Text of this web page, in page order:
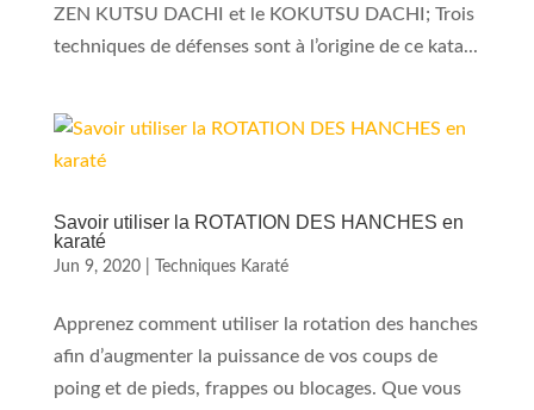
ZEN KUTSU DACHI et le KOKUTSU DACHI; Trois
techniques de défenses sont à l’origine de ce kata...
Savoir utiliser la ROTATION DES HANCHES en
karaté
Jun 9, 2020| Techniques Karaté
Apprenez comment utiliser la rotation des hanches
afin d’augmenter la puissance de vos coups de
poing et de pieds, frappes ou blocages. Que vous